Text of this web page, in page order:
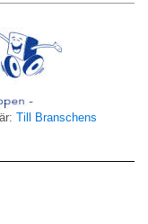
Till Branschens